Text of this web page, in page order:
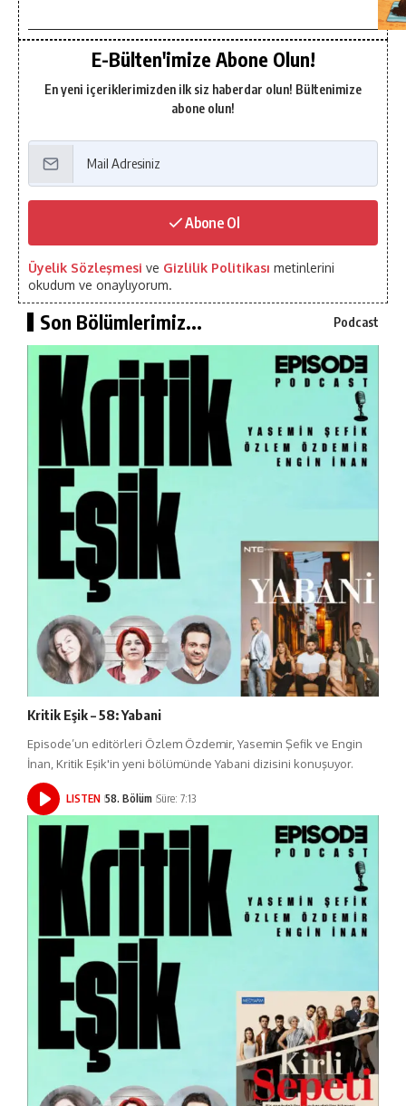
E-Bülten'imize Abone Olun!
En yeni içeriklerimizden ilk siz haberdar olun! Bültenimize
abone olun!
Abone Ol
Üyelik Sözleşmesi ve Gizlilik Politikası metinlerini
okudum ve onaylıyorum.
Son Bölümlerimiz... Podcast
Kritik Eşik – 58: Yabani
Episode’un editörleri Özlem Özdemir, Yasemin Şefik ve Engin
İnan, Kritik Eşik'in yeni bölümünde Yabani dizisini konuşuyor.
LISTEN 58. Bölüm Süre: 7:13